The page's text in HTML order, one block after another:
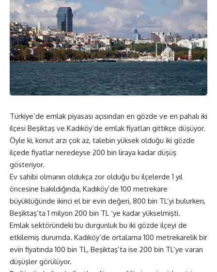
Türkiye’de emlak piyasası açısından en gözde ve en pahalı iki
ilçesi Beşiktaş ve Kadıköy’de emlak fiyatları gittikçe düşüyor.
Öyle ki, konut arzı çok az, talebin yüksek olduğu iki gözde
ilçede fiyatlar neredeyse 200 bin liraya kadar düşüş
gösteriyor.
Ev sahibi olmanın oldukça zor olduğu bu ilçelerde 1 yıl
öncesine bakıldığında, Kadıköy’de 100 metrekare
büyüklüğünde ikinci el bir evin değeri, 800 bin TL’yi bulurken,
Beşiktaş’ta 1 milyon 200 bin TL ‘ye kadar yükselmişti.
Emlak sektöründeki bu durgunluk bu iki gözde ilçeyi de
etkilemiş durumda. Kadıköy’de ortalama 100 metrekarelik bir
evin fiyatında 100 bin TL, Beşiktaş’ta ise 200 bin TL’ye varan
düşüşler görülüyor.